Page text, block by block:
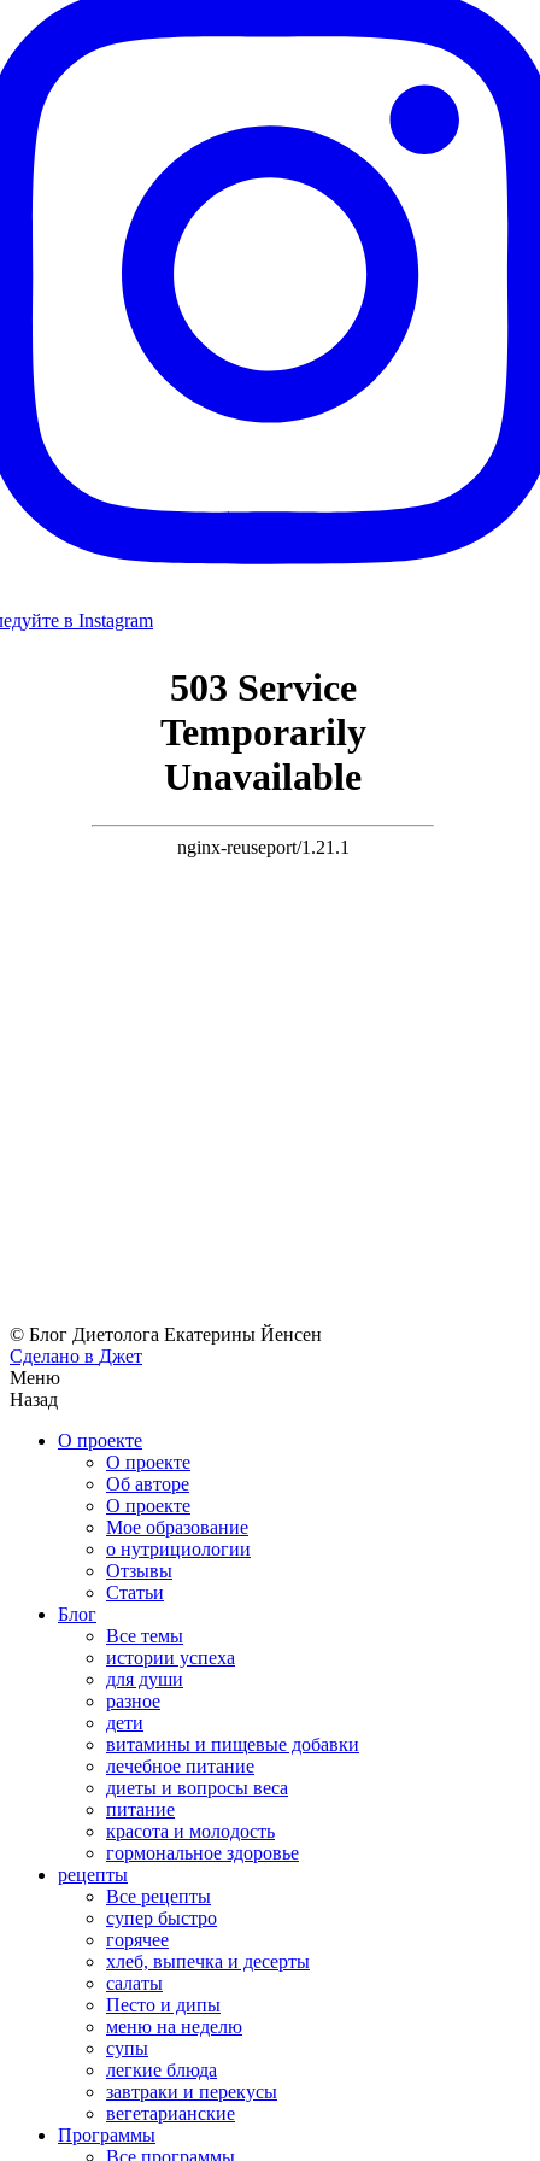
в Instagram
© Блог Диетолога Екатерины Йенсен
Сделано в Джет
Меню
Назад
О проекте
О проекте
Об авторе
О проекте
Мое образование
о нутрициологии
Отзывы
Статьи
Блог
Все темы
истории успеха
для души
разное
дети
витамины и пищевые добавки
лечебное питание
диеты и вопросы веса
питание
красота и молодость
гормональное здоровье
рецепты
Все рецепты
супер быстро
горячее
хлеб, выпечка и десерты
салаты
Песто и дипы
меню на неделю
супы
легкие блюда
завтраки и перекусы
вегетарианские
Программы
Все программы